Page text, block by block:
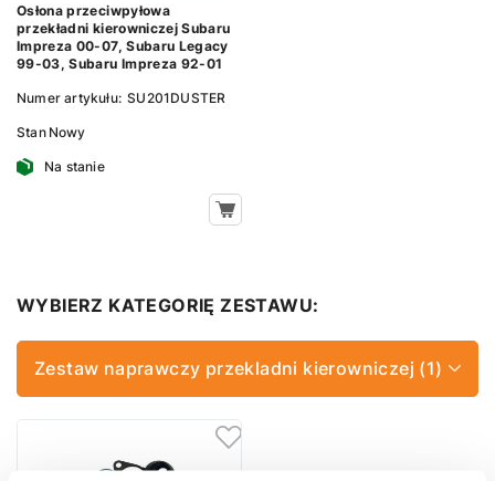
Osłona przeciwpyłowa
przekładni kierowniczej Subaru
Impreza 00-07, Subaru Legacy
99-03, Subaru Impreza 92-01
Numer artykułu: SU201DUSTER
Stan Nowy
Na stanie
WYBIERZ KATEGORIĘ ZESTAWU:
Zestaw naprawczy przekladni kierowniczej (1)